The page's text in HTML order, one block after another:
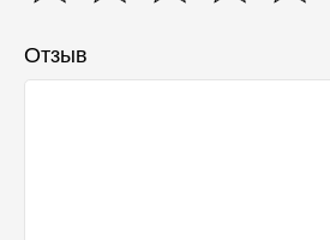
Отзыв